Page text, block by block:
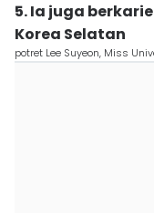
5. Ia juga
Korea Selatan
potret Lee Suyeon, Miss